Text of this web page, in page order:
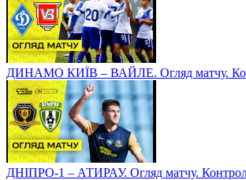
ДИНАМО КИЇВ – ВАЙЛЕ. Огляд матчу.
ДНІПРО-1 – АТИРАУ. Огляд матчу.